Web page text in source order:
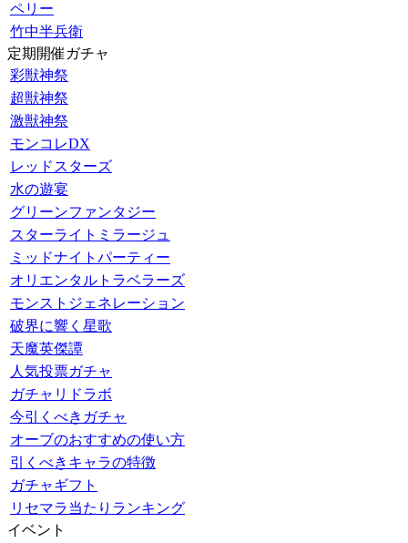
ペリー
竹中半兵衛
定期開催ガチャ
彩獣神祭
超獣神祭
激獣神祭
モンコレDX
レッドスターズ
水の遊宴
グリーンファンタジー
スターライトミラージュ
ミッドナイトパーティー
オリエンタルトラベラーズ
モンストジェネレーション
破界に響く星歌
天魔英傑譚
人気投票ガチャ
ガチャリドラボ
今引くべきガチャ
オーブのおすすめの使い方
引くべきキャラの特徴
ガチャギフト
リセマラ当たりランキング
イベント